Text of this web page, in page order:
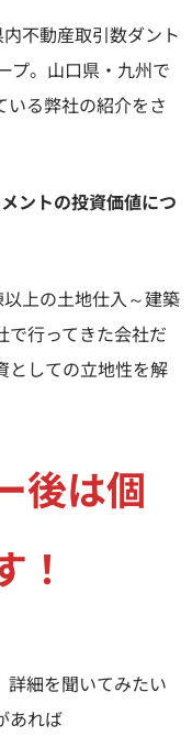
不動産取引数ダント
プ。山口県・九州で
いる弊社の紹介をさ
ントの投資価値につ
上の土地仕入～建築
で行ってきた会社だ
としての立地性を解
後は個
！
詳細を聞いてみたい
あれば